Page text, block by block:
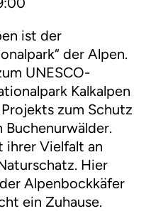
ist der
der Alpen.
UNESCO-
Kalkalpen
zum Schutz
ihrer Vielfalt an
Hier
Alpenbockkäfer
ein Zuhause.